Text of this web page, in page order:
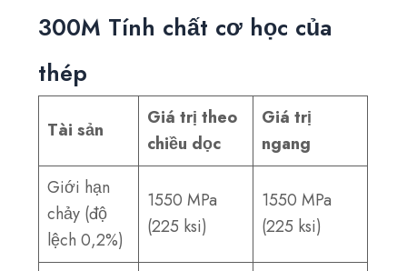
300M Tính chất cơ học của
thép
Tài sản
Giá trị theo
chiều dọc
Giá trị
ngang
Giới hạn
chảy (độ
lệch 0,2%)
1550 MPa
(225 ksi)
1550 MPa
(225 ksi)